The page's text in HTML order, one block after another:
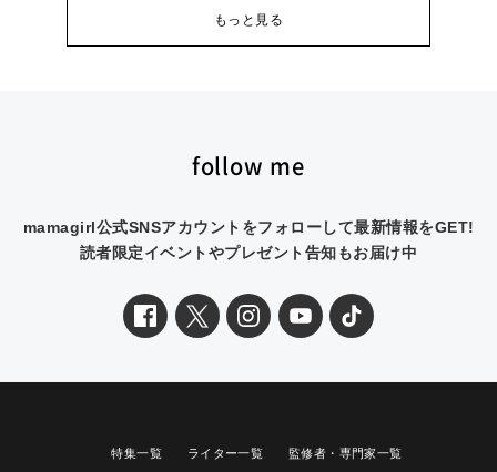
もっと見る
follow me
mamagirl公式SNSアカウントをフォローして最新情報をGET!
読者限定イベントやプレゼント告知もお届け中
特集一覧 ライター一覧 監修者・専門家一覧